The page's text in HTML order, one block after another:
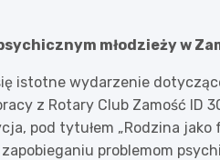
młodzieży w
istotne wydarzenie
z Rotary Club Zamość ID
pod tytułem „Rodzina
problemom